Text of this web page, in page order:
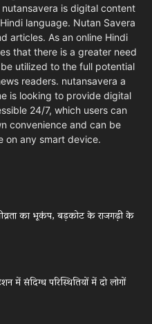
nutansavera is digital content
language. Nutan Savera
articles. As an online Hindi
that there is a greater need
utilized to the full potential
readers. nutansavera a
is looking to provide digital
24/7, which users can
convenience and can be
on any smart device.
का भूकंप, बड़कोट के राजगढ़ी के
में संदिग्ध परिस्थितियों में दो लोगों